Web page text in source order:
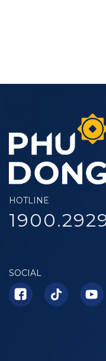
HOTLINE
SOCIAL